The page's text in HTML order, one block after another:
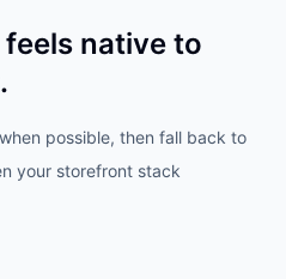
native to
possible, then fall back to
your storefront stack